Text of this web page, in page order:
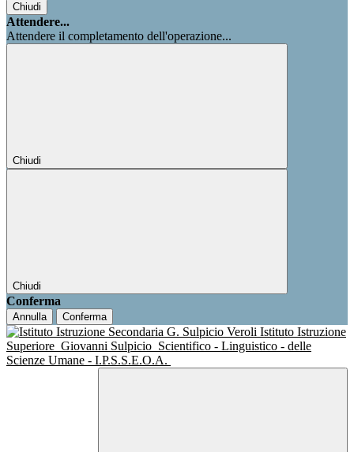
Chiudi
Attendere...
Attendere il completamento dell'operazione...
Chiudi
Chiudi
Conferma
Annulla Conferma
Istituto Istruzione
Superiore Giovanni Sulpicio Scientifico - Linguistico - delle
Scienze Umane - I.P.S.S.E.O.A.